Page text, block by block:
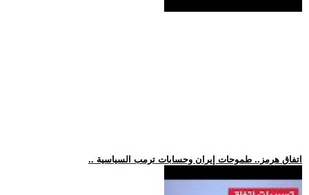
.. اتفاق هرمز.. طموحات إيران وحسابات ترمب السياسية